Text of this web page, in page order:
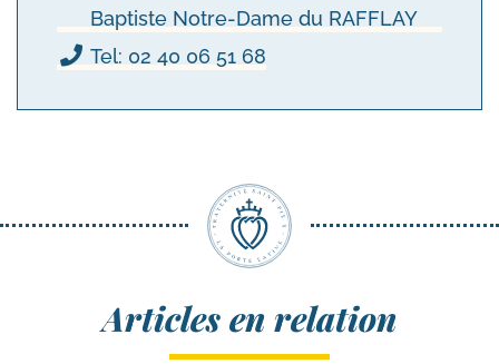
Baptiste Notre-Dame du RAFFLAY
Tel: 02 40 06 51 68
Articles en relation